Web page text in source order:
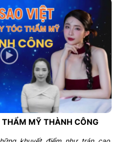
THẨM MỸ THÀNH CÔNG